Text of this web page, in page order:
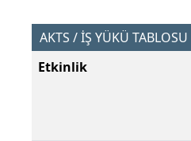
AKTS / İŞ YÜKÜ TABLOSU
Etkinlik